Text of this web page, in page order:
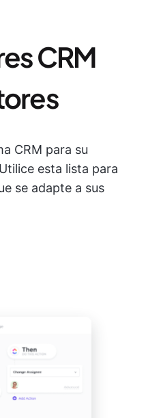
CRM
CRM para su
esta lista para
se adapte a sus